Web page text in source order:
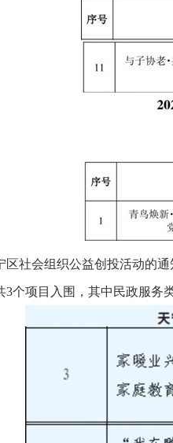
区社会组织公益创投活动的
3个项目入围，其中民政服务